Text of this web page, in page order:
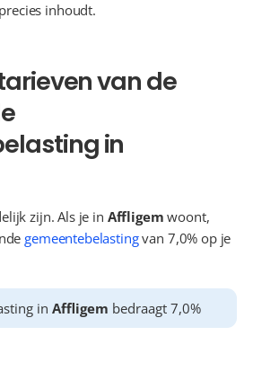
inhoudt.
van de
in
zijn. Als je in Affligem woont,
gemeentebelasting
in Affligem bedraagt 7,0%